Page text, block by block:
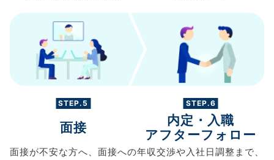
STEP.5
面接
面接が不安な方へ、 面接への
STEP.6
内定・入職
アフターフォロー
年収交渉や入社日調整まで、